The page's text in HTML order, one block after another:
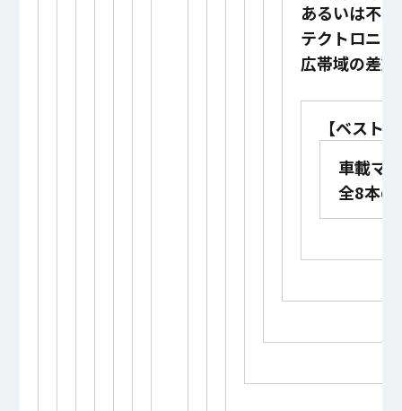
あるいは不
テクトロニ
広帯域の差
【ベスト5
車載マ
全8本の